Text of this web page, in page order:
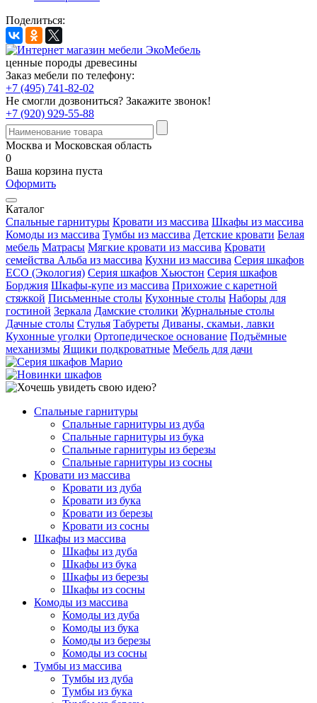
Поделиться:
ценные породы древесины
Заказ мебели по телефону:
+7 (495) 741-82-02
Не смогли дозвониться? Закажите звонок!
+7 (920) 929-55-88
Москва и Московская область
0
Ваша корзина пуста
Оформить
Каталог
Спальные гарнитуры Кровати из массива Шкафы из массива
Комоды из массива Тумбы из массива Детские кровати Белая
мебель Матрасы Мягкие кровати из массива Кровати
семейства Альба из массива Кухни из массива Серия шкафов
ECO (Экология) Серия шкафов Хьюстон Серия шкафов
Борджия Шкафы-купе из массива Прихожие с каретной
стяжкой Письменные столы Кухонные столы Наборы для
гостиной Зеркала Дамские столики Журнальные столы
Дачные столы Стулья Табуреты Диваны, скамьи, лавки
Кухонные уголки Ортопедическое основание Подъёмные
механизмы Ящики подкроватные Мебель для дачи
Спальные гарнитуры
Спальные гарнитуры из дуба
Спальные гарнитуры из бука
Спальные гарнитуры из березы
Спальные гарнитуры из сосны
Кровати из массива
Кровати из дуба
Кровати из бука
Кровати из березы
Кровати из сосны
Шкафы из массива
Шкафы из дуба
Шкафы из бука
Шкафы из березы
Шкафы из сосны
Комоды из массива
Комоды из дуба
Комоды из бука
Комоды из березы
Комоды из сосны
Тумбы из массива
Тумбы из дуба
Тумбы из бука